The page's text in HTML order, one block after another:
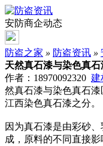
安防商企动态
防盗之家 » 防盗资讯 »
天然真石漆与染色真石
作者：18970092320 建
然真石漆与染色真石
江西染色真石漆之分。
因为真石漆是由彩砂
成，原料的不同直接